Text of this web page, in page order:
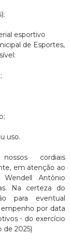
esportivo
de Esportes,
uso.
cordiais
em atenção ao
Antônio
Na certeza do
para eventual
por data
- do exercício
de 2025)